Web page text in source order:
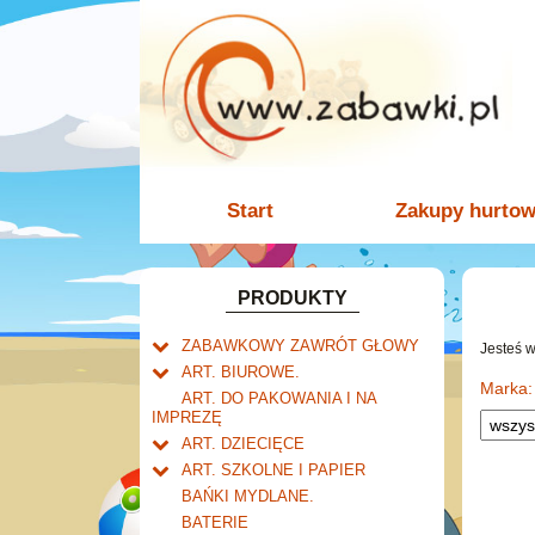
Start Zakupy
PRODUKTY
ZABAWKOWY ZAWRÓT GŁOWY
Welly.
Mały naukowiec.
Zabawki dla chłopców.
cybertransformacja
Akcesoria dla lalek.
ART. BIUROWE.
Kalendarze.
Książkowe
Wieloletnie
Ścienne
Zdzieraki
Dziurkacze i zszywacze.
Klipy i spinacze.
Korektory.
Skoroszyty, teczki i segregatory.
ART. DO PAKOWANIA I NA
IMPREZĘ
ART. DZIECIĘCE
Artykuły drogeryjne.
Produkty dla mamy i
ART. SZKOLNE I PAPIER
Tornistry, plecaki i walizki.
Drobne artykuły szkolne.
BAŃKI MYDLANE.
BATERIE
Jesteś
Marka: